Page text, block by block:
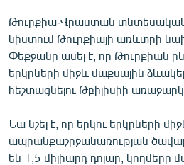
ԿՈՐՈՆԱՎԻՐՈՒՍ
ԱՐԽԻՎ
ՏԵՍԱՆՅՈՒԹԵՐ
ԲԱՆԱՎԵՃ
ՁԳՏԵԼՈՎ ԼԱՎԱԳՈՒՅՆԻՆ
ՓՈԴՔԱՍԹ
Թուրքիա-Վրաստան
նիստում Թուրքիայի առևտրի
Փեքջանը ասել է, որ Թուրքիան
երկրների միջև մաքսային
հեշտացնելու Թբիլիսիի
Նա նշել է, որ երկու երկրների
ապրանքաշրջանառության
են 1,5 միլիարդ դոլար, կողմերը